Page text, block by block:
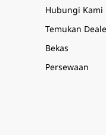
Hubungi Kami
Temukan
Bekas
Persewaan